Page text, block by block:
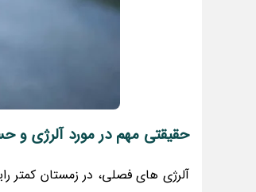
حقیقتی مهم در مورد آلرژی
آلرژی های فصلی، در زمستان کمتر